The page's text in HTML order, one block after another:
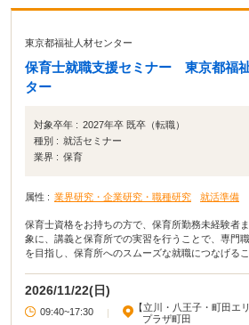
東京都福祉人材センター
保育士就職支援セミナー 東京都福
ター
対象卒年 : 2027年卒 既卒（転職）
種別 : 就活セミナー
業界 : 保育
属性 : 業界研究・企業研究・職種研究 就活準備
保育士資格をお持ちの方で、保育所勤務未経験者
象に、講義と保育所での実習を行うことで、専門
を目指し、保育所へのスムーズな就職につなげる
2026/11/22(日)
09:40~17:30
【立川・八王子・町田エ
ア）】
プラザ町田